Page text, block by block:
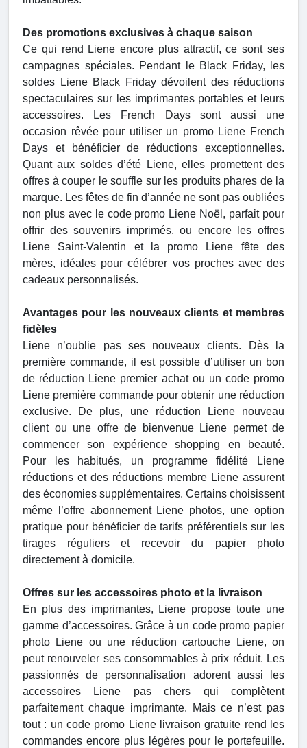
Des promotions exclusives à chaque saison
Ce qui rend Liene encore plus attractif, ce sont ses
campagnes spéciales. Pendant le Black Friday, les
soldes Liene Black Friday dévoilent des réductions
spectaculaires sur les imprimantes portables et leurs
accessoires. Les French Days sont aussi une
occasion rêvée pour utiliser un promo Liene French
Days et bénéficier de réductions exceptionnelles.
Quant aux soldes d’été Liene, elles promettent des
offres à couper le souffle sur les produits phares de la
marque. Les fêtes de fin d’année ne sont pas oubliées
non plus avec le code promo Liene Noël, parfait pour
offrir des souvenirs imprimés, ou encore les offres
Liene Saint-Valentin et la promo Liene fête des
mères, idéales pour célébrer vos proches avec des
cadeaux personnalisés.
Avantages pour les nouveaux clients et membres
fidèles
Liene n’oublie pas ses nouveaux clients. Dès la
première commande, il est possible d’utiliser un bon
de réduction Liene premier achat ou un code promo
Liene première commande pour obtenir une réduction
exclusive. De plus, une réduction Liene nouveau
client ou une offre de bienvenue Liene permet de
commencer son expérience shopping en beauté.
Pour les habitués, un programme fidélité Liene
réductions et des réductions membre Liene assurent
des économies supplémentaires. Certains choisissent
même l’offre abonnement Liene photos, une option
pratique pour bénéficier de tarifs préférentiels sur les
tirages réguliers et recevoir du papier photo
directement à domicile.
Offres sur les accessoires photo et la livraison
En plus des imprimantes, Liene propose toute une
gamme d’accessoires. Grâce à un code promo papier
photo Liene ou une réduction cartouche Liene, on
peut renouveler ses consommables à prix réduit. Les
passionnés de personnalisation adorent aussi les
accessoires Liene pas chers qui complètent
parfaitement chaque imprimante. Mais ce n’est pas
tout : un code promo Liene livraison gratuite rend les
commandes encore plus légères pour le portefeuille.